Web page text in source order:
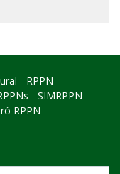
- RPPN
- SIMRPPN
RPPN